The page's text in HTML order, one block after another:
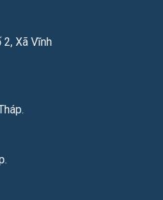
2, Xã Vĩnh